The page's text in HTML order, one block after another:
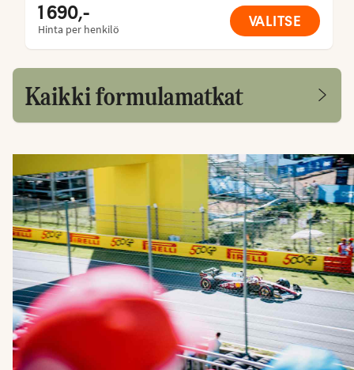
1 690,-
Hinta per henkilö VALITSE
Kaikki formulamatkat